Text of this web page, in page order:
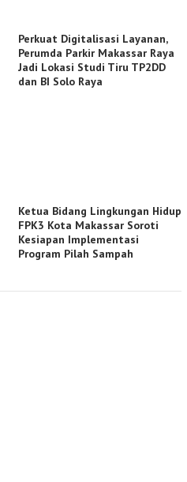
Perkuat Digitalisasi Layanan,
Perumda Parkir Makassar Raya
Jadi Lokasi Studi Tiru TP2DD
dan BI Solo Raya
Ketua Bidang Lingkungan Hidup
FPK3 Kota Makassar Soroti
Kesiapan Implementasi
Program Pilah Sampah